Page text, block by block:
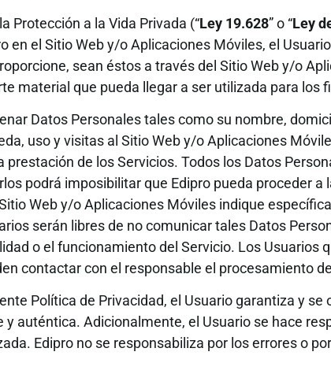
Protección a la Vida Privada (“Ley 19.628” o “Ley
en el Sitio Web y/o Aplicaciones Móviles, el
sean éstos a través del Sitio Web y/o
material que pueda llegar a ser utilizada para los
Datos Personales tales como su nombre,
uso y visitas al Sitio Web y/o Aplicaciones
de los Servicios. Todos los Datos
podrá imposibilitar que Edipro pueda proceder a
Web y/o Aplicaciones Móviles indique
serán libres de no comunicar tales Datos
o el funcionamiento del Servicio. Los Usuarios
contactar con el responsable el procesamiento
Política de Privacidad, el Usuario garantiza y
auténtica. Adicionalmente, el Usuario se hace
Edipro no se responsabiliza por los errores o